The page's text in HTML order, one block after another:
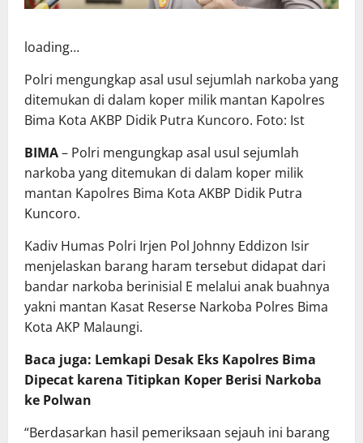
loading…
Polri mengungkap asal usul sejumlah narkoba yang
ditemukan di dalam koper milik mantan Kapolres
Bima Kota AKBP Didik Putra Kuncoro. Foto: Ist
BIMA– Polri mengungkap asal usul sejumlah
narkoba yang ditemukan di dalam koper milik
mantan Kapolres Bima Kota AKBP Didik Putra
Kuncoro.
Kadiv Humas Polri Irjen Pol Johnny Eddizon Isir
menjelaskan barang haram tersebut didapat dari
bandar narkoba berinisial E melalui anak buahnya
yakni mantan Kasat Reserse Narkoba Polres Bima
Kota AKP Malaungi.
Baca juga: Lemkapi Desak Eks Kapolres Bima
Dipecat karena Titipkan Koper Berisi Narkoba
ke Polwan
“Berdasarkan hasil pemeriksaan sejauh ini barang